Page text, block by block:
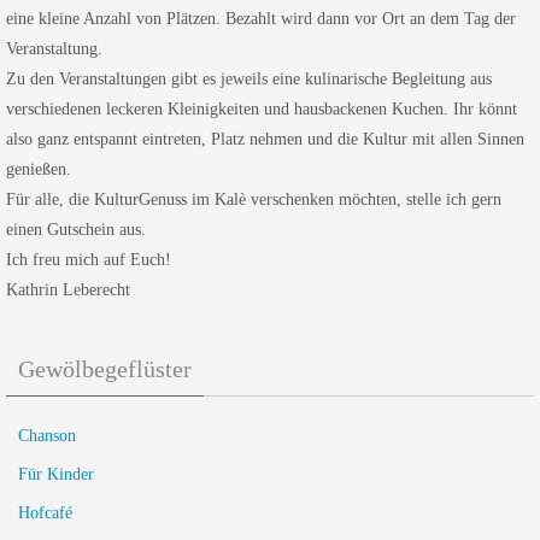
eine kleine Anzahl von Plätzen. Bezahlt wird dann vor Ort an dem Tag der
Veranstaltung.
Zu den Veranstaltungen gibt es jeweils eine kulinarische Begleitung aus
verschiedenen leckeren Kleinigkeiten und hausbackenen Kuchen. Ihr könnt
also ganz entspannt eintreten, Platz nehmen und die Kultur mit allen Sinnen
genießen.
Für alle, die KulturGenuss im Kalè verschenken möchten, stelle ich gern
einen Gutschein aus.
Ich freu mich auf Euch!
Kathrin Leberecht
Gewölbegeflüster
Chanson
Für Kinder
Hofcafé